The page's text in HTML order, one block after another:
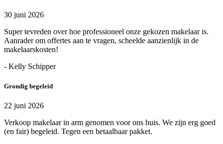
30 juni 2026
Super tevreden over hoe professioneel onze gekozen makelaar is.
Aanrader om offertes aan te vragen, scheelde aanzienlijk in de
makelaarskosten!
- Kelly Schipper
Grondig begeleid
22 juni 2026
Verkoop makelaar in arm genomen voor ons huis. We zijn erg goed
(en fair) begeleid. Tegen een betaalbaar pakket.